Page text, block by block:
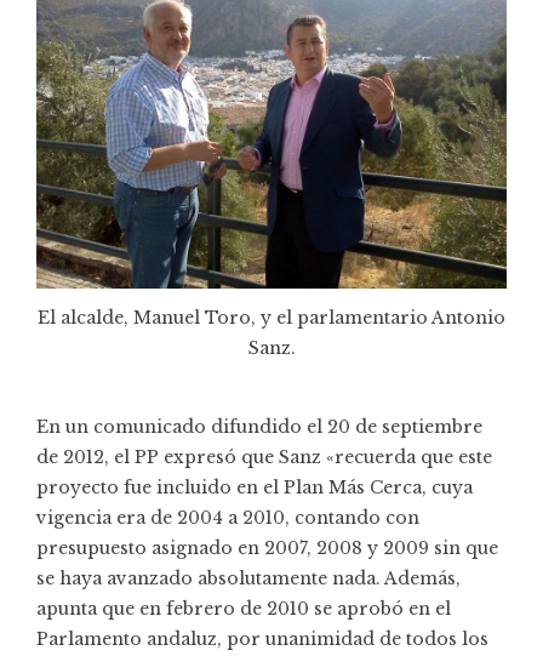
El alcalde, Manuel Toro, y el parlamentario Antonio
Sanz.
En un comunicado difundido el 20 de septiembre
de 2012, el PP expresó que Sanz «recuerda que este
proyecto fue incluido en el Plan Más Cerca, cuya
vigencia era de 2004 a 2010, contando con
presupuesto asignado en 2007, 2008 y 2009 sin que
se haya avanzado absolutamente nada. Además,
apunta que en febrero de 2010 se aprobó en el
Parlamento andaluz, por unanimidad de todos los